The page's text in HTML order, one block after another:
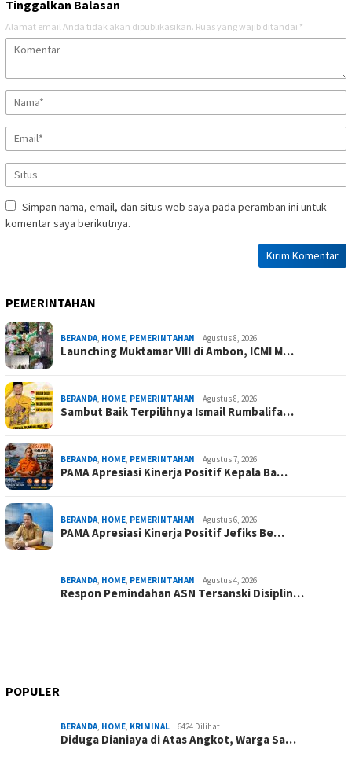
Tinggalkan Balasan
Alamat email Anda tidak akan dipublikasikan. Ruas yang wajib ditandai *
Simpan nama, email, dan situs web saya pada peramban ini untuk
komentar saya berikutnya.
PEMERINTAHAN
BERANDA, HOME, PEMERINTAHAN Agustus 8, 2026
Launching Muktamar VIII di Ambon, ICMI M…
BERANDA, HOME, PEMERINTAHAN Agustus 8, 2026
Sambut Baik Terpilihnya Ismail Rumbalifa…
BERANDA, HOME, PEMERINTAHAN Agustus 7, 2026
PAMA Apresiasi Kinerja Positif Kepala Ba…
BERANDA, HOME, PEMERINTAHAN Agustus 6, 2026
PAMA Apresiasi Kinerja Positif Jefiks Be…
BERANDA, HOME, PEMERINTAHAN Agustus 4, 2026
Respon Pemindahan ASN Tersanski Disiplin…
POPULER
BERANDA, HOME, KRIMINAL 6424 Dilihat
Diduga Dianiaya di Atas Angkot, Warga Sa…